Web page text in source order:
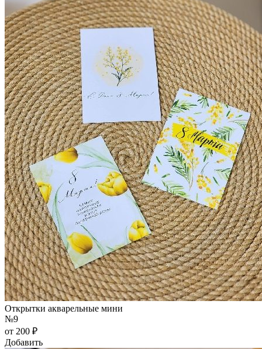
Открытки акварельные мини
№9
от 200 ₽
Добавить